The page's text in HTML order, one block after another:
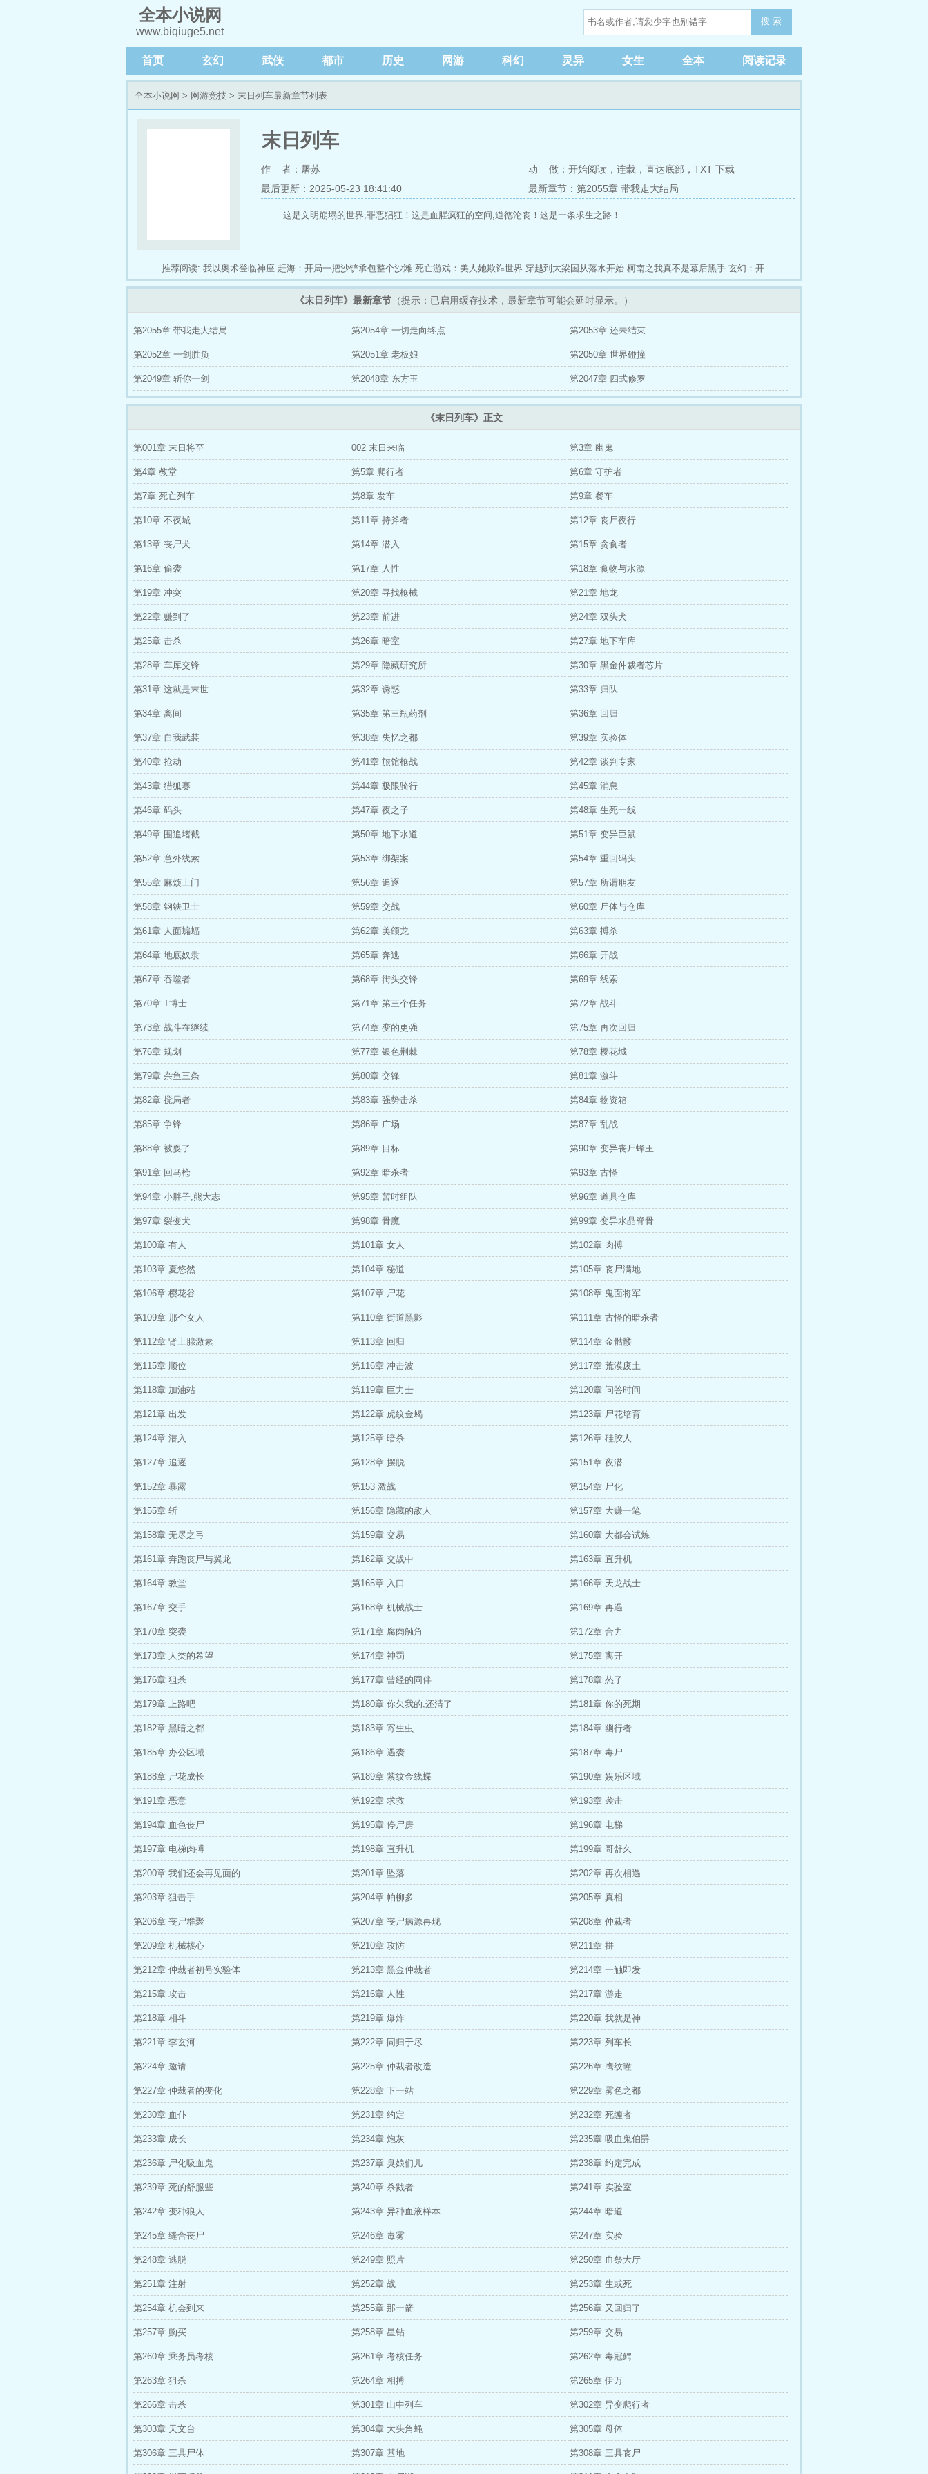
全本小说网
www.biqiuge5.net
搜 索
首页 玄幻 武侠 都市 历史 网游 科幻 灵异 女生 全本 阅读记录
全本小说网 > 网游竞技 > 末日列车最新章节列表
末日列车
作 者：屠苏 动 做： 开始阅读，连载， 直达底部 ， TXT 下载
最后更新：2025-05-23 18:41:40
最新章节：第2055章 带我走大结局
这是文明崩塌的世界,罪恶猖狂！这是血腥疯狂的空间,道德沦丧！这是一条求生之路！
推荐阅读: 我以奥术登临神座 赶海：开局一把沙铲承包整个沙滩 死亡游戏：美人她欺诈世界 穿越到大梁国从落水开始 柯南之我真不是幕后黑手 玄幻：开
局百亿倍增幅的我无敌了 高手下山，我家师姐太宠我了 傻仙儿 NBA：从折磨乔丹开始加点升级 从SWAT开始的职业成长游戏 非洲创业实录 全能真千金
神医下山 我在异界种田封神 重生：大明星爱上我 食仙主 修仙保命指北 网游：开局觉醒SSS无限装备栏 天门神医 诸天：和无数个我共享天赋
岁月做俗人
重生豪雄：开局拿下高冷校花 四合院里的悠哉日子 重生七零：知青在北大荒 白神传 风水之王
求生
天衍仙途 穿书女频，大婚当日被女主杀死 异界召唤之武镇天下
娇媳美又飒 乡野小神医：村花秘密曝光了！ 迷失在修真界 家族修仙：宋氏长青 黑龙新传 镇龙棺,阎王命 70后的女人 全职高手之落第骑士 多子多福：这
死囚营：杀敌亿万，我成神了！李道刘夫长
《末日列车》最新章节 （提示：已启用缓存技术，最新章节可能会延时显示。）
第2055章 带我走大结局 第2054章 一切走向终点 第2053章 还未结束
第2052章 一剑胜负 第2051章 老板娘 第2050章 世界碰撞
第2049章 斩你一剑 第2048章 东方玉 第2047章 四式修罗
《末日列车》正文
第001章 末日将至 002 末日来临 第3章 幽鬼
第4章 教堂 第5章 爬行者 第6章 守护者
第7章 死亡列车 第8章 发车 第9章 餐车
第10章 不夜城 第11章 持斧者 第12章 丧尸夜行
第13章 丧尸犬 第14章 潜入 第15章 贪食者
第16章 偷袭 第17章 人性 第18章 食物与水源
第19章 冲突 第20章 寻找枪械 第21章 地龙
第22章 赚到了 第23章 前进 第24章 双头犬
第25章 击杀 第26章 暗室 第27章 地下车库
第28章 车库交锋 第29章 隐藏研究所 第30章 黑金仲裁者芯片
第31章 这就是末世 第32章 诱惑 第33章 归队
第34章 离间 第35章 第三瓶药剂 第36章 回归
第37章 自我武装 第38章 失忆之都 第39章 实验体
第40章 抢劫 第41章 旅馆枪战 第42章 谈判专家
第43章 猎狐赛 第44章 极限骑行 第45章 消息
第46章 码头 第47章 夜之子 第48章 生死一线
第49章 围追堵截 第50章 地下水道 第51章 变异巨鼠
第52章 意外线索 第53章 绑架案 第54章 重回码头
第55章 麻烦上门 第56章 追逐 第57章 所谓朋友
第58章 钢铁卫士 第59章 交战 第60章 尸体与仓库
第61章 人面蝙蝠 第62章 美颌龙 第63章 搏杀
第64章 地底奴隶 第65章 奔逃 第66章 开战
第67章 吞噬者 第68章 街头交锋 第69章 线索
第70章 T博士 第71章 第三个任务 第72章 战斗
第73章 战斗在继续 第74章 变的更强 第75章 再次回归
第76章 规划 第77章 银色荆棘 第78章 樱花城
第79章 杂鱼三条 第80章 交锋 第81章 激斗
第82章 搅局者 第83章 强势击杀 第84章 物资箱
第85章 争锋 第86章 广场 第87章 乱战
第88章 被耍了 第89章 目标 第90章 变异丧尸蜂王
第91章 回马枪 第92章 暗杀者 第93章 古怪
第94章 小胖子,熊大志 第95章 暂时组队 第96章 道具仓库
第97章 裂变犬 第98章 骨魔 第99章 变异水晶脊骨
第100章 有人 第101章 女人 第102章 肉搏
第103章 夏悠然 第104章 秘道 第105章 丧尸满地
第106章 樱花谷 第107章 尸花 第108章 鬼面将军
第109章 那个女人 第110章 街道黑影 第111章 古怪的暗杀者
第112章 肾上腺激素 第113章 回归 第114章 金骷髅
第115章 顺位 第116章 冲击波 第117章 荒漠废土
第118章 加油站 第119章 巨力士 第120章 问答时间
第121章 出发 第122章 虎纹金蝎 第123章 尸花培育
第124章 潜入 第125章 暗杀 第126章 硅胶人
第127章 追逐 第128章 摆脱 第151章 夜潜
第152章 暴露 第153 激战 第154章 尸化
第155章 斩 第156章 隐藏的敌人 第157章 大赚一笔
第158章 无尽之弓 第159章 交易 第160章 大都会试炼
第161章 奔跑丧尸与翼龙 第162章 交战中 第163章 直升机
第164章 教堂 第165章 入口 第166章 天龙战士
第167章 交手 第168章 机械战士 第169章 再遇
第170章 突袭 第171章 腐肉触角 第172章 合力
第173章 人类的希望 第174章 神罚 第175章 离开
第176章 狙杀 第177章 曾经的同伴 第178章 怂了
第179章 上路吧 第180章 你欠我的,还清了 第181章 你的死期
第182章 黑暗之都 第183章 寄生虫 第184章 幽行者
第185章 办公区域 第186章 遇袭 第187章 毒尸
第188章 尸花成长 第189章 紫纹金线蝶 第190章 娱乐区域
第191章 恶意 第192章 求救 第193章 袭击
第194章 血色丧尸 第195章 停尸房 第196章 电梯
第197章 电梯肉搏 第198章 直升机 第199章 哥舒久
第200章 我们还会再见面的 第201章 坠落 第202章 再次相遇
第203章 狙击手 第204章 帕柳多 第205章 真相
第206章 丧尸群聚 第207章 丧尸病源再现 第208章 仲裁者
第209章 机械核心 第210章 攻防 第211章 拼
第212章 仲裁者初号实验体 第213章 黑金仲裁者 第214章 一触即发
第215章 攻击 第216章 人性 第217章 游走
第218章 相斗 第219章 爆炸 第220章 我就是神
第221章 李玄河 第222章 同归于尽 第223章 列车长
第224章 邀请 第225章 仲裁者改造 第226章 鹰纹瞳
第227章 仲裁者的变化 第228章 下一站 第229章 雾色之都
第230章 血仆 第231章 约定 第232章 死缠者
第233章 成长 第234章 炮灰 第235章 吸血鬼伯爵
第236章 尸化吸血鬼 第237章 臭娘们儿 第238章 约定完成
第239章 死的舒服些 第240章 杀戮者 第241章 实验室
第242章 变种狼人 第243章 异种血液样本 第244章 暗道
第245章 缝合丧尸 第246章 毒雾 第247章 实验
第248章 逃脱 第249章 照片 第250章 血祭大厅
第251章 注射 第252章 战 第253章 生或死
第254章 机会到来 第255章 那一箭 第256章 又回归了
第257章 购买 第258章 星钻 第259章 交易
第260章 乘务员考核 第261章 考核任务 第262章 毒冠鳄
第263章 狙杀 第264章 相搏 第265章 伊万
第266章 击杀 第301章 山中列车 第302章 异变爬行者
第303章 天文台 第304章 大头角蝇 第305章 母体
第306章 三具尸体 第307章 基地 第308章 三具丧尸